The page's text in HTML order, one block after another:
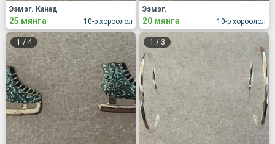
10-р хороолол
Ээмэг. Канад
25 мянга 10-р хороолол
Ээмэг.
20 мянга
1 / 4 1 / 3